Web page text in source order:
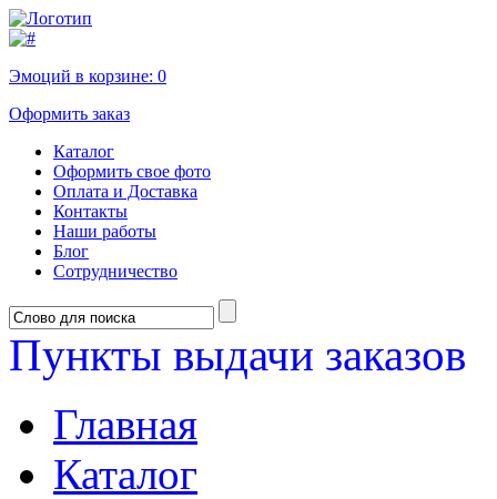
Эмоций в корзине: 0
Оформить заказ
Каталог
Оформить свое фото
Оплата и Доставка
Контакты
Наши работы
Блог
Сотрудничество
Пункты выдачи заказов
Главная
Каталог